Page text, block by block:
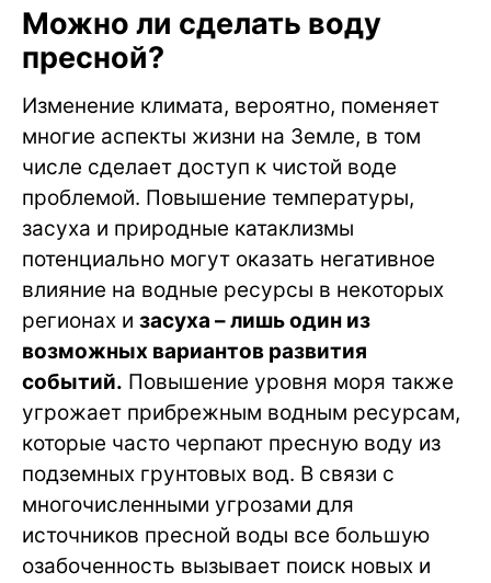
Можно ли сделать воду
пресной?
Изменение климата, вероятно, поменяет
многие аспекты жизни на Земле, в том
числе сделает доступ к чистой воде
проблемой. Повышение температуры,
засуха и природные катаклизмы
потенциально могут оказать негативное
влияние на водные ресурсы в некоторых
регионах и засуха – лишь один из
возможных вариантов развития
событий. Повышение уровня моря также
угрожает прибрежным водным ресурсам,
которые часто черпают пресную воду из
подземных грунтовых вод. В связи с
многочисленными угрозами для
источников пресной воды все большую
озабоченность вызывает поиск новых и